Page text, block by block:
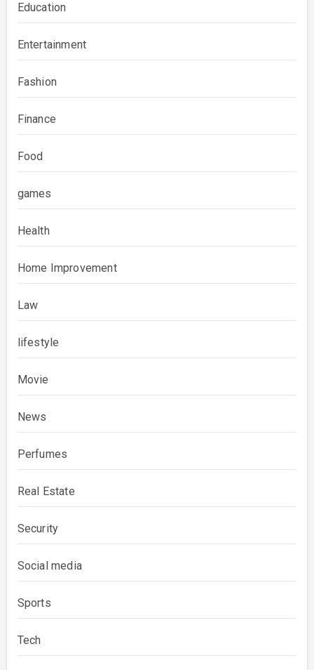
Education
Entertainment
Fashion
Finance
Food
games
Health
Home Improvement
Law
lifestyle
Movie
News
Perfumes
Real Estate
Security
Social media
Sports
Tech